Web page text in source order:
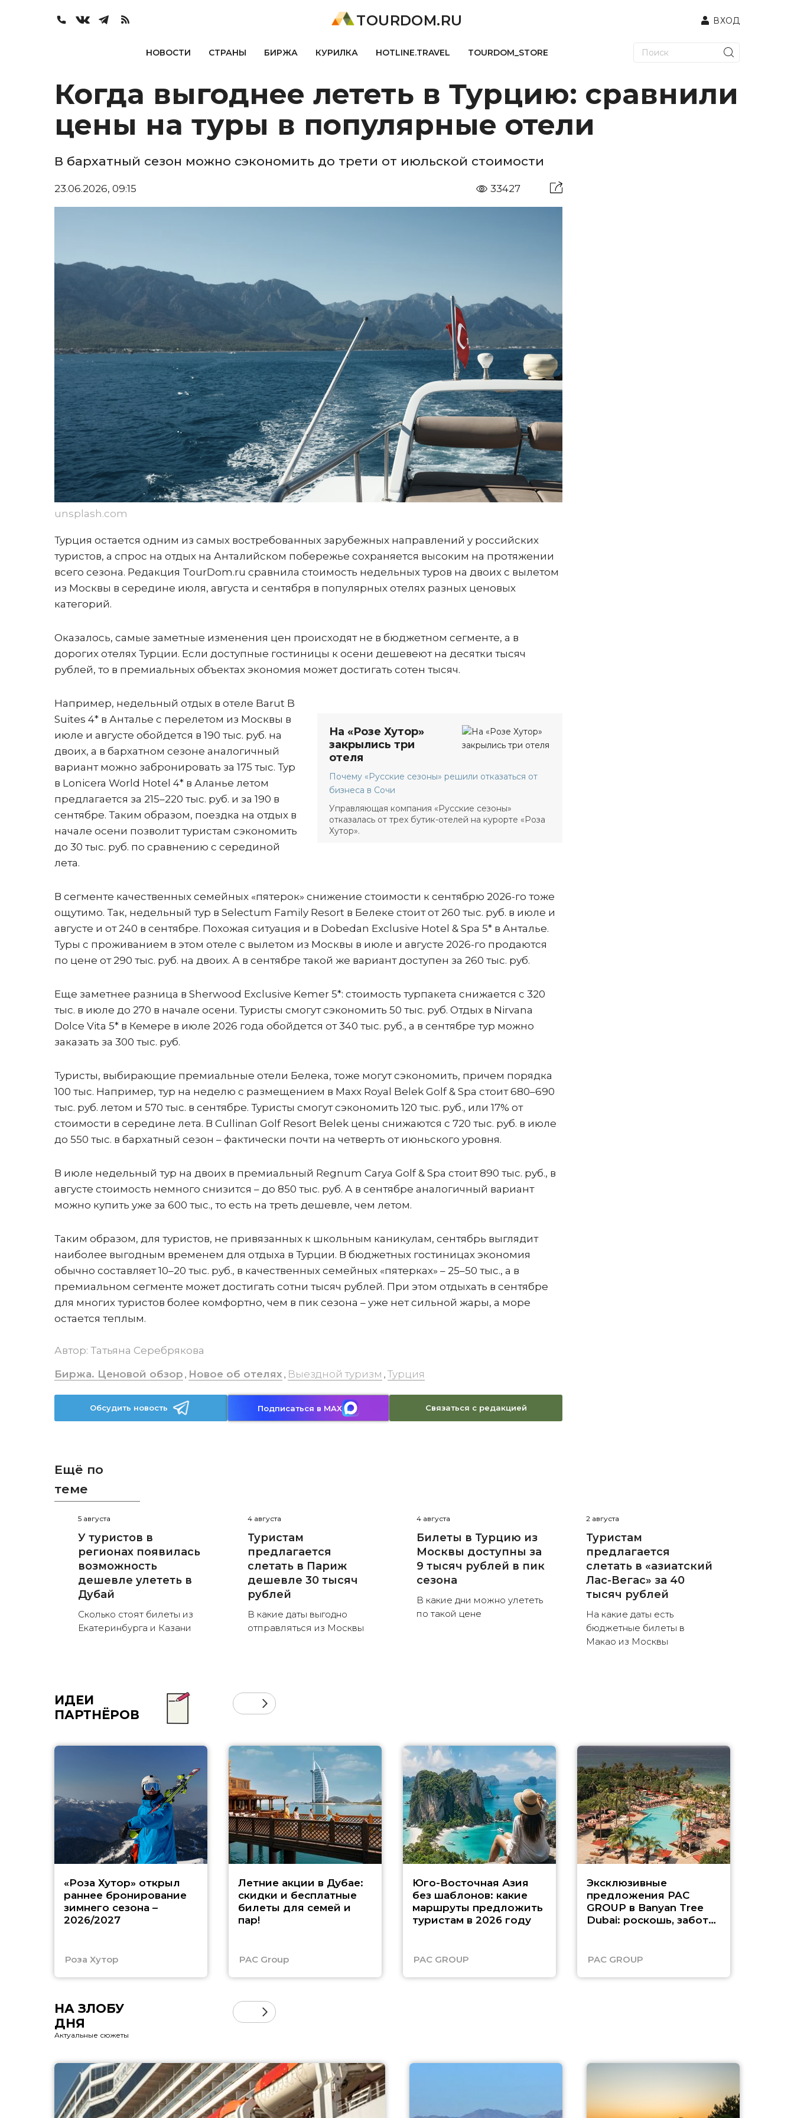
TOURDOM.RU ВХОД
НОВОСТИ СТРАНЫ БИРЖА КУРИЛКА HOTLINE.TRAVEL TOURDOM_STORE
Когда выгоднее лететь в Турцию: сравнили
цены на туры в популярные отели
В бархатный сезон можно сэкономить до трети от июльской стоимости
23.06.2026, 09:15 33427
unsplash.com
Турция остается одним из самых востребованных зарубежных направлений у российских
туристов, а спрос на отдых на Анталийском побережье сохраняется высоким на протяжении
всего сезона. Редакция TourDom.ru сравнила стоимость недельных туров на двоих с вылетом
из Москвы в середине июля, августа и сентября в популярных отелях разных ценовых
категорий.
Оказалось, самые заметные изменения цен происходят не в бюджетном сегменте, а в
дорогих отелях Турции. Если доступные гостиницы к осени дешевеют на десятки тысяч
рублей, то в премиальных объектах экономия может достигать сотен тысяч.
На «Розе Хутор»
закрылись три
отеля
Почему «Русские сезоны» решили отказаться от
бизнеса в Сочи
Управляющая компания «Русские сезоны»
отказалась от трех бутик-отелей на курорте «Роза
Хутор».
Например, недельный отдых в отеле Barut B
Suites 4* в Анталье с перелетом из Москвы в
июле и августе обойдется в 190 тыс. руб. на
двоих, а в бархатном сезоне аналогичный
вариант можно забронировать за 175 тыс. Тур
в Lonicera World Hotel 4* в Аланье летом
предлагается за 215–220 тыс. руб. и за 190 в
сентябре. Таким образом, поездка на отдых в
начале осени позволит туристам сэкономить
до 30 тыс. руб. по сравнению с серединой
лета.
В сегменте качественных семейных «пятерок» снижение стоимости к сентябрю 2026-го тоже
ощутимо. Так, недельный тур в Selectum Family Resort в Белеке стоит от 260 тыс. руб. в июле и
августе и от 240 в сентябре. Похожая ситуация и в Dobedan Exclusive Hotel & Spa 5* в Анталье.
Туры с проживанием в этом отеле с вылетом из Москвы в июле и августе 2026-го продаются
по цене от 290 тыс. руб. на двоих. А в сентябре такой же вариант доступен за 260 тыс. руб.
Еще заметнее разница в Sherwood Exclusive Kemer 5*: стоимость турпакета снижается с 320
тыс. в июле до 270 в начале осени. Туристы смогут сэкономить 50 тыс. руб. Отдых в Nirvana
Dolce Vita 5* в Кемере в июле 2026 года обойдется от 340 тыс. руб., а в сентябре тур можно
заказать за 300 тыс. руб.
Туристы, выбирающие премиальные отели Белека, тоже могут сэкономить, причем порядка
100 тыс. Например, тур на неделю с размещением в Maxx Royal Belek Golf & Spa стоит 680–690
тыс. руб. летом и 570 тыс. в сентябре. Туристы смогут сэкономить 120 тыс. руб., или 17% от
стоимости в середине лета. В Cullinan Golf Resort Belek цены снижаются с 720 тыс. руб. в июле
до 550 тыс. в бархатный сезон – фактически почти на четверть от июньского уровня.
В июле недельный тур на двоих в премиальный Regnum Carya Golf & Spa стоит 890 тыс. руб., в
августе стоимость немного снизится – до 850 тыс. руб. А в сентябре аналогичный вариант
можно купить уже за 600 тыс., то есть на треть дешевле, чем летом.
Таким образом, для туристов, не привязанных к школьным каникулам, сентябрь выглядит
наиболее выгодным временем для отдыха в Турции. В бюджетных гостиницах экономия
обычно составляет 10–20 тыс. руб., в качественных семейных «пятерках» – 25–50 тыс., а в
премиальном сегменте может достигать сотни тысяч рублей. При этом отдыхать в сентябре
для многих туристов более комфортно, чем в пик сезона – уже нет сильной жары, а море
остается теплым.
Автор: Татьяна Серебрякова
Биржа. Ценовой обзор , Новое об отелях , Выездной туризм , Турция
Обсудить новость Подписаться в MAX Связаться с редакцией
Ещё по
теме
5 августа
У туристов в
регионах появилась
возможность
дешевле улететь в
Дубай
Сколько стоят билеты из
Екатеринбурга и Казани
4 августа
Туристам
предлагается
слетать в Париж
дешевле 30 тысяч
рублей
В какие даты выгодно
отправляться из Москвы
4 августа
Билеты в Турцию из
Москвы доступны за
9 тысяч рублей в пик
сезона
В какие дни можно улететь
по такой цене
2 августа
Туристам
предлагается
слетать в «азиатский
Лас-Вегас» за 40
тысяч рублей
На какие даты есть
бюджетные билеты в
Макао из Москвы
ИДЕИ
ПАРТНЁРОВ
«Роза Хутор» открыл
раннее бронирование
зимнего сезона –
2026/2027
Роза Хутор
Летние акции в Дубае:
скидки и бесплатные
билеты для семей и
пар!
PAC Group
Юго-Восточная Азия
без шаблонов: какие
маршруты предложить
туристам в 2026 году
PAC GROUP
Эксклюзивные
предложения PAC
GROUP в Banyan Tree
Dubai: роскошь, забота
PAC GROUP
НА ЗЛОБУ
ДНЯ
Актуальные сюжеты